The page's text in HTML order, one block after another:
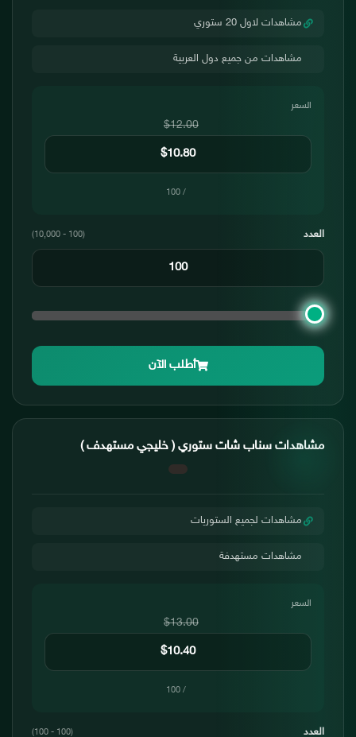
مشاهدات لاول 20 ستوري
مشاهدات من جميع دول العربية
السعر
$12.00
/ 100
العدد (100 - 10,000)
أطلب الآن
مشاهدات سناب شات ستوري ( خليجي مستهدف )
مشاهدات لجميع الستوريات
مشاهدات مستهدفة
السعر
$13.00
/ 100
العدد (100 - 100)